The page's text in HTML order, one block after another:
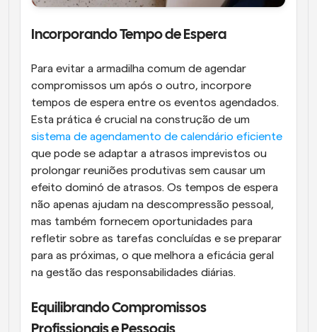
Incorporando Tempo de Espera
Para evitar a armadilha comum de agendar
compromissos um após o outro, incorpore
tempos de espera entre os eventos agendados.
sistema de agendamento de calendário eficiente
que pode se adaptar a atrasos imprevistos ou
prolongar reuniões produtivas sem causar um
efeito dominó de atrasos. Os tempos de espera
não apenas ajudam na descompressão pessoal,
mas também fornecem oportunidades para
refletir sobre as tarefas concluídas e se preparar
para as próximas, o que melhora a eficácia geral
na gestão das responsabilidades diárias.
Equilibrando Compromissos